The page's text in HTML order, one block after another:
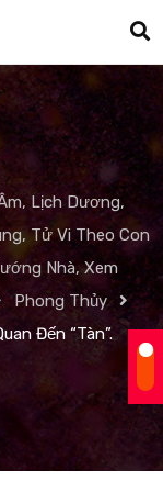
Lịch Dương,
Tử Vi Theo Con
Nhà, Xem
Phong Thủy
Đến “Tàn”.